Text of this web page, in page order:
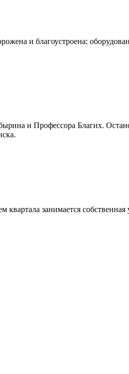
и благоустроена:
и Профессора Благих.
занимается